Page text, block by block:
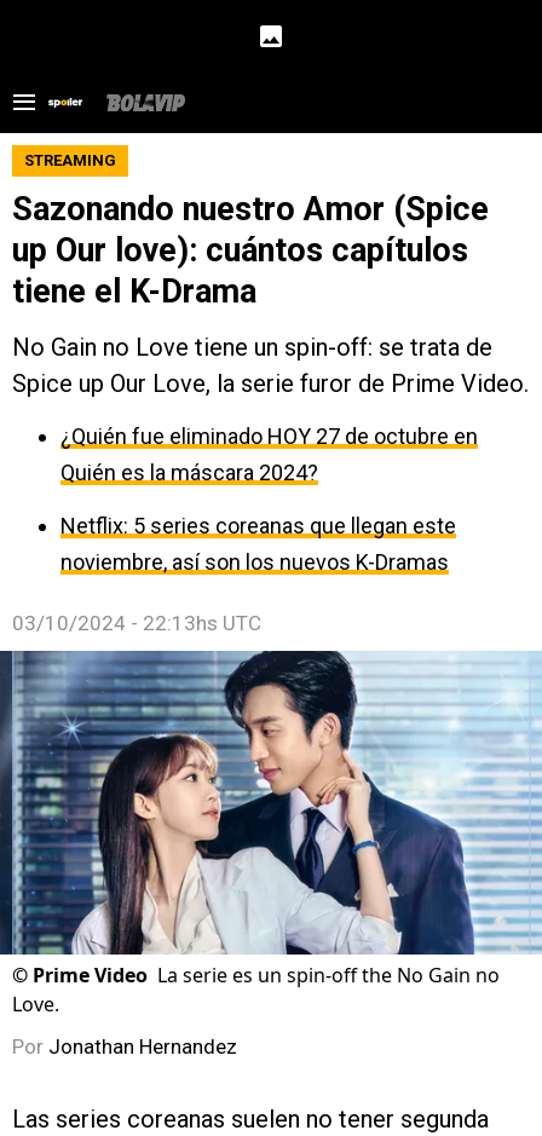
STREAMING
Sazonando nuestro Amor (Spice
up Our love): cuántos capítulos
tiene el K-Drama
No Gain no Love tiene un spin-off: se trata de
Spice up Our Love, la serie furor de Prime Video.
¿Quién fue eliminado HOY 27 de octubre en
Quién es la máscara 2024?
Netflix: 5 series coreanas que llegan este
noviembre, así son los nuevos K-Dramas
03/10/2024 - 22:13hs UTC
© Prime Video La serie es un spin-off the No Gain no
Love.
Por Jonathan Hernandez
Las series coreanas suelen no tener segunda